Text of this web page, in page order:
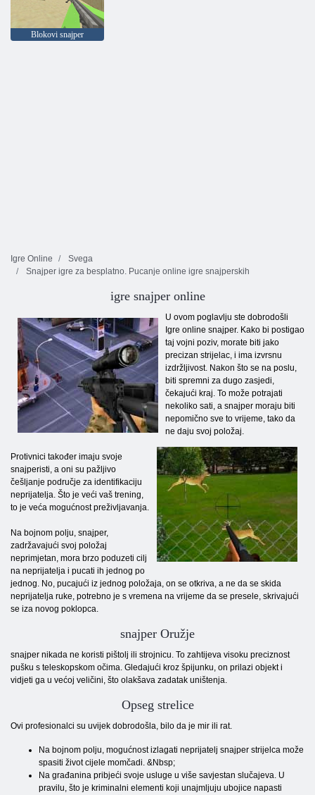
Blokovi snajper
Igre Online
Svega
Snajper igre za besplatno. Pucanje online igre snajperskih
igre snajper online
U ovom poglavlju ste dobrodošli
Igre online snajper. Kako bi postigao
taj vojni poziv, morate biti jako
precizan strijelac, i ima izvrsnu
izdržljivost. Nakon što se na poslu,
biti spremni za dugo zasjedi,
čekajući kraj. To može potrajati
nekoliko sati, a snajper moraju biti
nepomično sve to vrijeme, tako da
ne daju svoj položaj.
Protivnici također imaju svoje
snajperisti, a oni su pažljivo
češljanje područje za identifikaciju
neprijatelja. Što je veći vaš trening,
to je veća mogućnost preživljavanja.
Na bojnom polju, snajper,
zadržavajući svoj položaj
neprimjetan, mora brzo poduzeti cilj
na neprijatelja i pucati ih jednog po
jednog. No, pucajući iz jednog položaja, on se otkriva, a ne da se skida
neprijatelja ruke, potrebno je s vremena na vrijeme da se presele, skrivajući
se iza novog poklopca.
snajper Oružje
snajper nikada ne koristi pištolj ili strojnicu. To zahtijeva visoku preciznost
pušku s teleskopskom očima. Gledajući kroz špijunku, on prilazi objekt i
vidjeti ga u većoj veličini, što olakšava zadatak uništenja.
Opseg strelice
Ovi profesionalci su uvijek dobrodošla, bilo da je mir ili rat.
Na bojnom polju, mogućnost izlagati neprijatelj snajper strijelca može
spasiti život cijele momčadi. &Nbsp;
Na građanina pribjeći svoje usluge u više savjestan slučajeva. U
pravilu, što je kriminalni elementi koji unajmljuju ubojice napasti